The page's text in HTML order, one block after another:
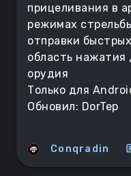
прицеливания в
режимах
отправки
область нажатия
орудия
Только для
Обновил: DorTep
Conqradin